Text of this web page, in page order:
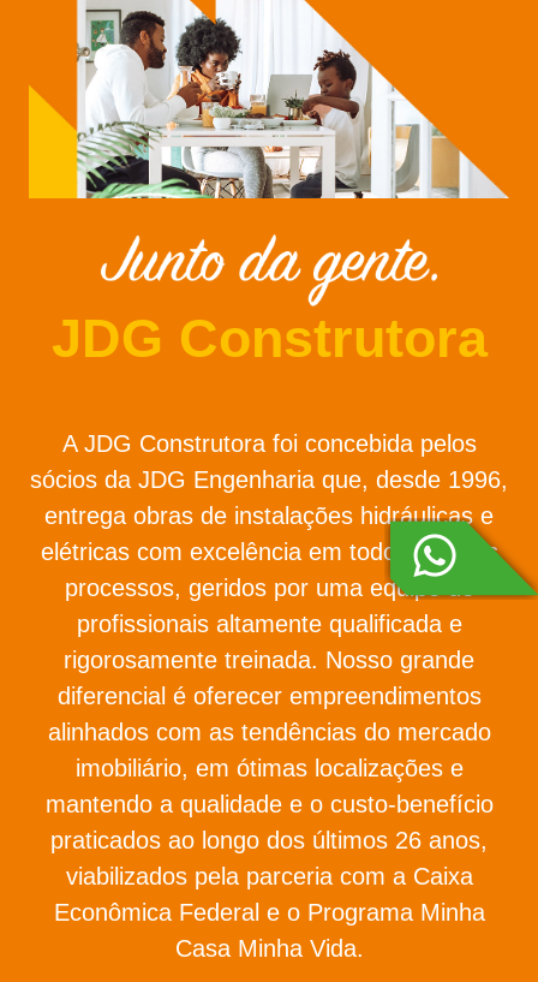
JDG Construtora
A JDG Construtora foi concebida pelos
sócios da JDG Engenharia que, desde 1996,
entrega obras de instalações hidráulicas e
elétricas com excelência em todos os seus
processos, geridos por uma equipe de
profissionais altamente qualificada e
rigorosamente treinada. Nosso grande
diferencial é oferecer empreendimentos
alinhados com as tendências do mercado
imobiliário, em ótimas localizações e
mantendo a qualidade e o custo-benefício
praticados ao longo dos últimos 26 anos,
viabilizados pela parceria com a Caixa
Econômica Federal e o Programa Minha
Casa Minha Vida.